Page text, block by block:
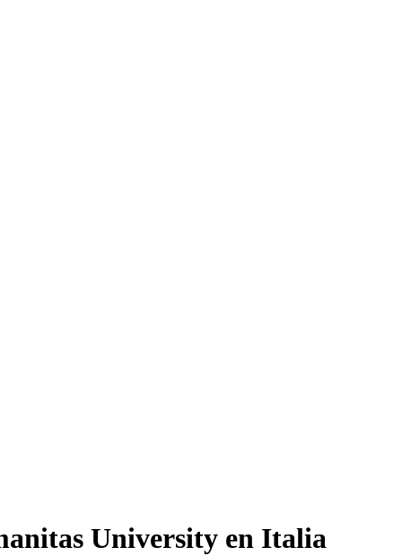
University en Italia